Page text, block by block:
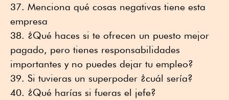
Menciona qué cosas negativas tiene esta
empresa
¿Qué haces si te ofrecen un puesto mejor
pagado, pero tienes responsabilidades
importantes y no puedes dejar tu empleo?
Si tuvieras un superpoder ¿cuál sería?
¿Qué harías si fueras el jefe?